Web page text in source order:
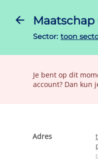
Sector: toon
Je bent op dit
account? Dan kun
Adres